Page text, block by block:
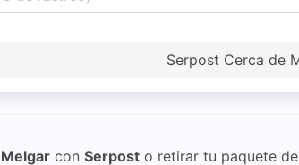
Serpost Cerca de
con Serpost o retirar tu paquete